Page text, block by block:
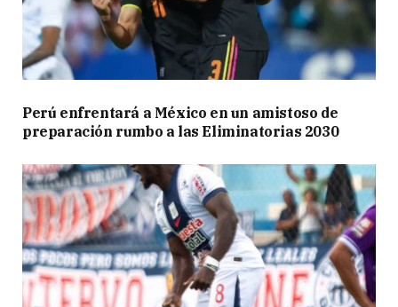
Perú enfrentará a México en un amistoso de
preparación rumbo a las Eliminatorias 2030